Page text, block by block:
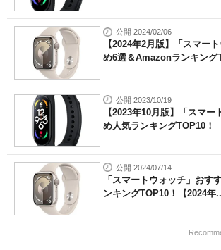
公開 2024/02/06
【2024年2月版】「スマー
め6選＆Amazonランキング
公開 2023/10/19
【2023年10月版】「スマ
め人気ランキングTOP10
公開 2024/07/14
「スマートウォッチ」おす
ンキングTOP10！【2024年